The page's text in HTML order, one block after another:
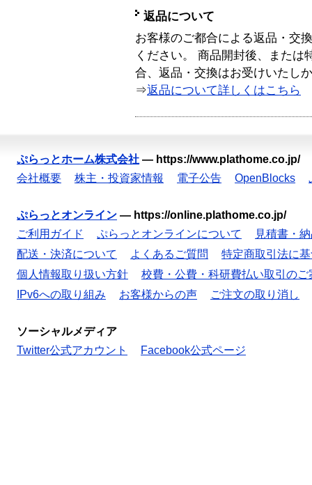
返品について
お客様のご都合による返品・交
ください。 商品開封後、または
合、返品・交換はお受けいたし
⇒返品について詳しくはこちら
ぷらっとホーム株式会社 — https://www.plathome.co.jp/
会社概要
株主・投資家情報 電子公告 OpenBlocks
ぷらっとオンライン — https://online.plathome.co.jp/
ご利用ガイド
ぷらっとオンラインについて
見積書・
配送・決済について
よくあるご質問
特定商取引法に
個人情報取り扱い方針
校費・公費・科研費払い取引のご
IPv6への取り組み
お客様からの声 ご注文の取り消し
ソーシャルメディア
Twitter公式アカウント
Facebook公式ページ